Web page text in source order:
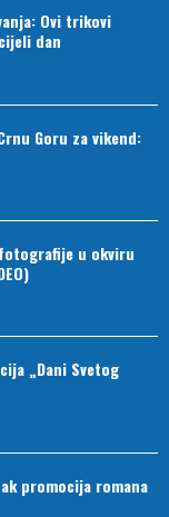
Ovi trikovi
dan
Goru za vikend:
u okviru
„Dani Svetog
promocija romana